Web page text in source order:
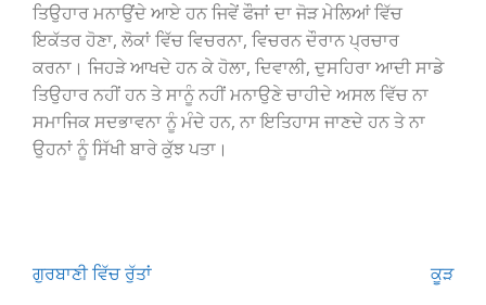
ਤਿਉਹਾਰ ਮਨਾਉਂਦੇ ਆਏ ਹਨ ਜਿਵੇਂ ਫੌਜਾਂ ਦਾ ਜੋੜ ਮੇਲਿਆਂ ਵਿੱਚ
ਇਕੱਤਰ ਹੋਣਾ, ਲੋਕਾਂ ਵਿੱਚ ਵਿਚਰਨਾ, ਵਿਚਰਨ ਦੌਰਾਨ ਪ੍ਰਚਾਰ
ਕਰਨਾ। ਜਿਹੜੇ ਆਖਦੇ ਹਨ ਕੇ ਹੋਲਾ, ਦਿਵਾਲੀ, ਦੁਸਹਿਰਾ ਆਦੀ ਸਾਡੇ
ਤਿਉਹਾਰ ਨਹੀਂ ਹਨ ਤੇ ਸਾਨੂੰ ਨਹੀਂ ਮਨਾਉਣੇ ਚਾਹੀਦੇ ਅਸਲ ਵਿੱਚ ਨਾ
ਸਮਾਜਿਕ ਸਦਭਾਵਨਾ ਨੂੰ ਮੰਦੇ ਹਨ, ਨਾ ਇਤਿਹਾਸ ਜਾਣਦੇ ਹਨ ਤੇ ਨਾ
ਉਹਨਾਂ ਨੂੰ ਸਿੱਖੀ ਬਾਰੇ ਕੁੱਝ ਪਤਾ।
Post
ਗੁਰਬਾਣੀ ਵਿੱਚ ਰੁੱਤਾਂ ਕੂੜ